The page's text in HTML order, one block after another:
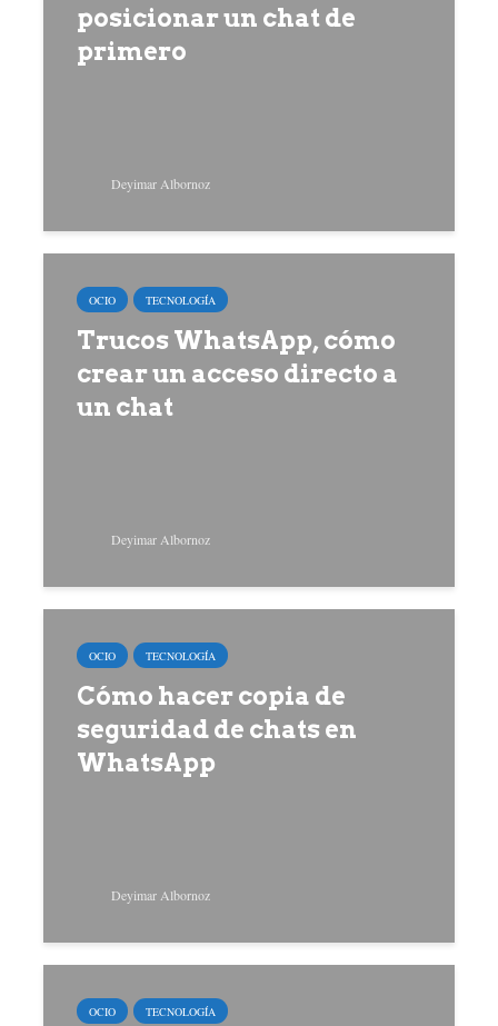
posicionar un chat de
primero
Deyimar Albornoz
OCIO TECNOLOGÍA
Trucos WhatsApp, cómo
crear un acceso directo a
un chat
Deyimar Albornoz
OCIO TECNOLOGÍA
Cómo hacer copia de
seguridad de chats en
WhatsApp
Deyimar Albornoz
OCIO TECNOLOGÍA